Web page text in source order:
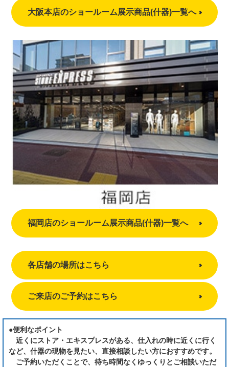
大阪本店のショールーム展示商品(什器)一覧へ
福岡店のショールーム展示商品(什器)一覧へ
各店舗の場所はこちら
ご来店のご予約はこちら
●便利なポイント
近くにストア・エキスプレスがある、仕入れの時に近くに行く
など、什器の現物を見たい、直接相談したい方におすすめです。
ご予約いただくことで、待ち時間なくゆっくりとご相談いただ